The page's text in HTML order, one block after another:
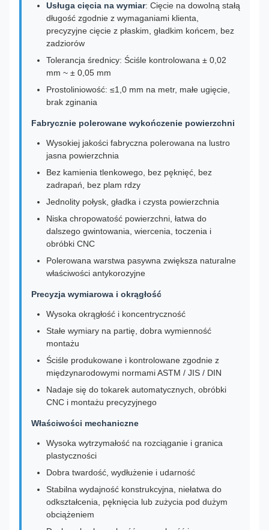
Usługa cięcia na wymiar: Cięcie na dowolną stałą
długość zgodnie z wymaganiami klienta,
precyzyjne cięcie z płaskim, gładkim końcem, bez
zadziorów
Tolerancja średnicy: Ściśle kontrolowana ± 0,02
mm ~ ± 0,05 mm
Prostoliniowość: ≤1,0 mm na metr, małe ugięcie,
brak zginania
Fabrycznie polerowane wykończenie powierzchni
Wysokiej jakości fabryczna polerowana na lustro
jasna powierzchnia
Bez kamienia tlenkowego, bez pęknięć, bez
zadrapań, bez plam rdzy
Jednolity połysk, gładka i czysta powierzchnia
Niska chropowatość powierzchni, łatwa do
dalszego gwintowania, wiercenia, toczenia i
obróbki CNC
Polerowana warstwa pasywna zwiększa naturalne
właściwości antykorozyjne
Precyzja wymiarowa i okrągłość
Wysoka okrągłość i koncentryczność
Stałe wymiary na partię, dobra wymienność
montażu
Ściśle produkowane i kontrolowane zgodnie z
międzynarodowymi normami ASTM / JIS / DIN
Nadaje się do tokarek automatycznych, obróbki
CNC i montażu precyzyjnego
Właściwości mechaniczne
Wysoka wytrzymałość na rozciąganie i granica
plastyczności
Dobra twardość, wydłużenie i udarność
Stabilna wydajność konstrukcyjna, niełatwa do
odkształcenia, pęknięcia lub zużycia pod dużym
obciążeniem